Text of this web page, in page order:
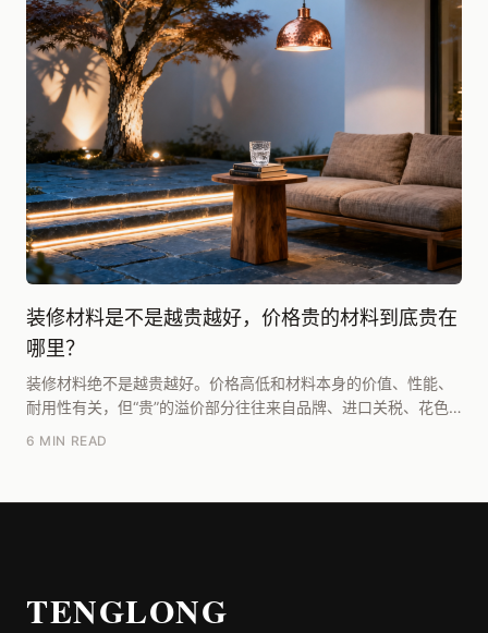
装修材料是不是越贵越好，价格贵的材料到底贵在
哪里？
装修材料绝不是越贵越好。价格高低和材料本身的价值、性能、
耐用性有关，但“贵”的溢价部分往往来自品牌、进口关税、花色
6 MIN READ
TENGLONG